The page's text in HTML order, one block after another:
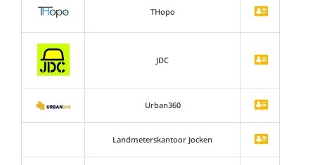
THopo
JDC
Urban360
Landmeterskantoor Jocken